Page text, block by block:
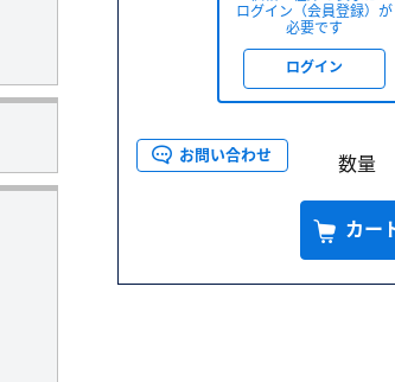
ログイン（会員登録）が
必要です
ログイン
お問い合わせ 数量
カー